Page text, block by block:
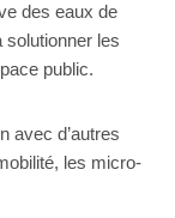
des eaux de
solutionner les
public.
avec d’autres
les micro-